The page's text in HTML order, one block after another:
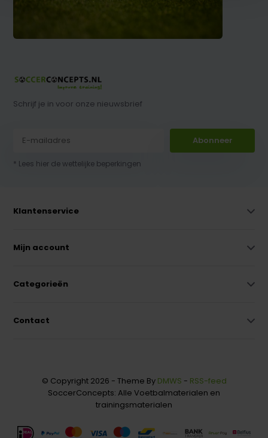
Schrijf je in voor onze nieuwsbrief
Abonneer
* Lees hier de wettelijke beperkingen
Klantenservice
Mijn account
Categorieën
Contact
© Copyright 2026 - Theme By DMWS - RSS-feed
SoccerConcepts: Alle Voetbalmaterialen en
trainingsmaterialen